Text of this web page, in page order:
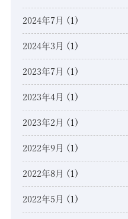
2024年7月 (1)
2024年3月 (1)
2023年7月 (1)
2023年4月 (1)
2023年2月 (1)
2022年9月 (1)
2022年8月 (1)
2022年5月 (1)